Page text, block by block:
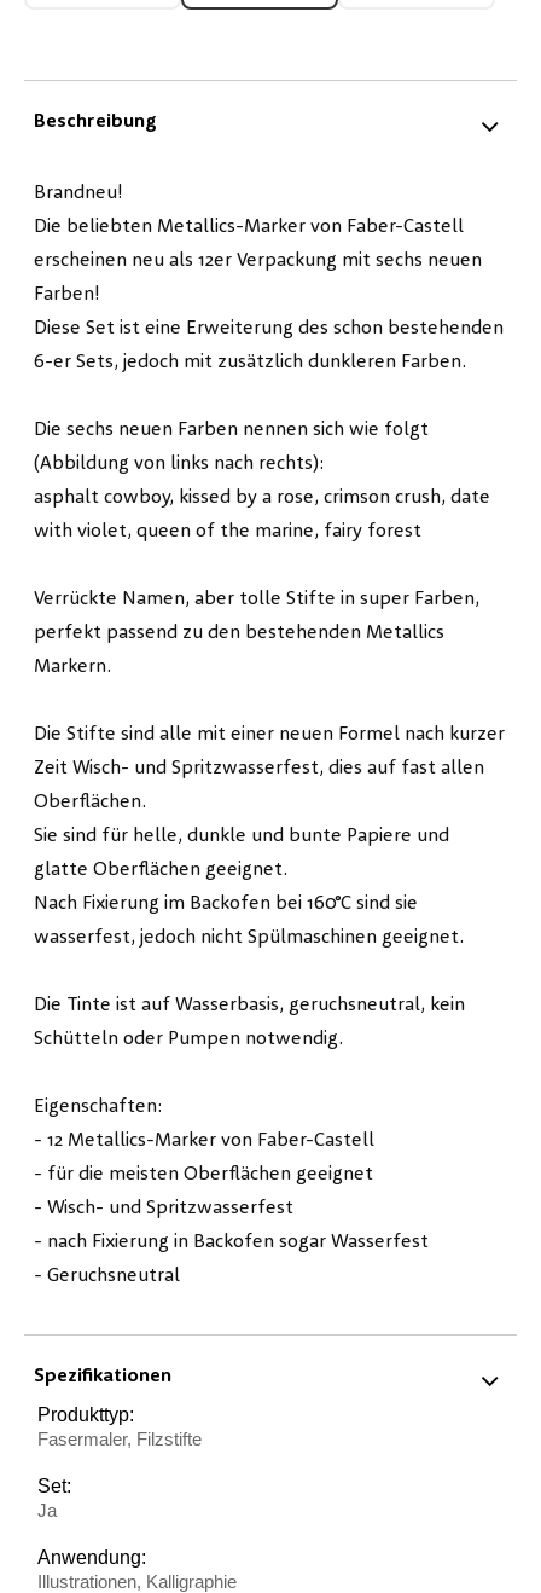
Beschreibung
Brandneu!
Die beliebten Metallics-Marker von Faber-Castell
erscheinen neu als 12er Verpackung mit sechs neuen
Farben!
Diese Set ist eine Erweiterung des schon bestehenden
6-er Sets, jedoch mit zusätzlich dunkleren Farben.
Die sechs neuen Farben nennen sich wie folgt
(Abbildung von links nach rechts):
asphalt cowboy, kissed by a rose, crimson crush, date
with violet, queen of the marine, fairy forest
Verrückte Namen, aber tolle Stifte in super Farben,
perfekt passend zu den bestehenden Metallics
Markern.
Die Stifte sind alle mit einer neuen Formel nach kurzer
Zeit Wisch- und Spritzwasserfest, dies auf fast allen
Oberflächen.
Sie sind für helle, dunkle und bunte Papiere und
glatte Oberflächen geeignet.
Nach Fixierung im Backofen bei 160°C sind sie
wasserfest, jedoch nicht Spülmaschinen geeignet.
Die Tinte ist auf Wasserbasis, geruchsneutral, kein
Schütteln oder Pumpen notwendig.
Eigenschaften:
- 12 Metallics-Marker von Faber-Castell
- für die meisten Oberflächen geeignet
- Wisch- und Spritzwasserfest
- nach Fixierung in Backofen sogar Wasserfest
- Geruchsneutral
Spezifikationen
Produkttyp:
Fasermaler, Filzstifte
Set:
Ja
Anwendung:
Illustrationen, Kalligraphie